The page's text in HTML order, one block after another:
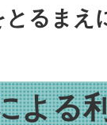
るまえ
よる